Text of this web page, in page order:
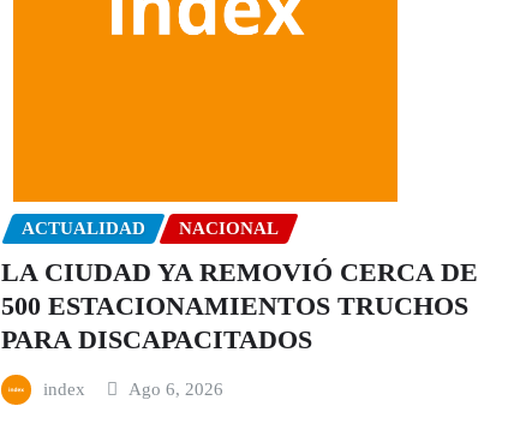
ACTUALIDAD NACIONAL
LA CIUDAD YA REMOVIÓ CERCA DE
500 ESTACIONAMIENTOS TRUCHOS
PARA DISCAPACITADOS
index Ago 6, 2026